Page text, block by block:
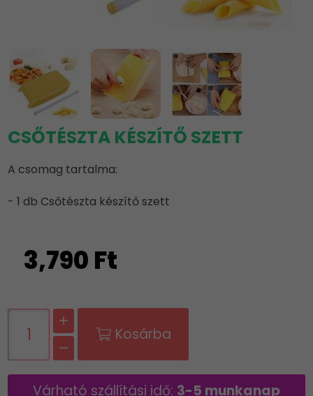
CSŐTÉSZTA KÉSZÍTŐ SZETT
A csomag tartalma:
- 1 db Csőtészta készítő szett
3,790 Ft
Kosárba
Várható szállítási idő: 3-5 munkanap